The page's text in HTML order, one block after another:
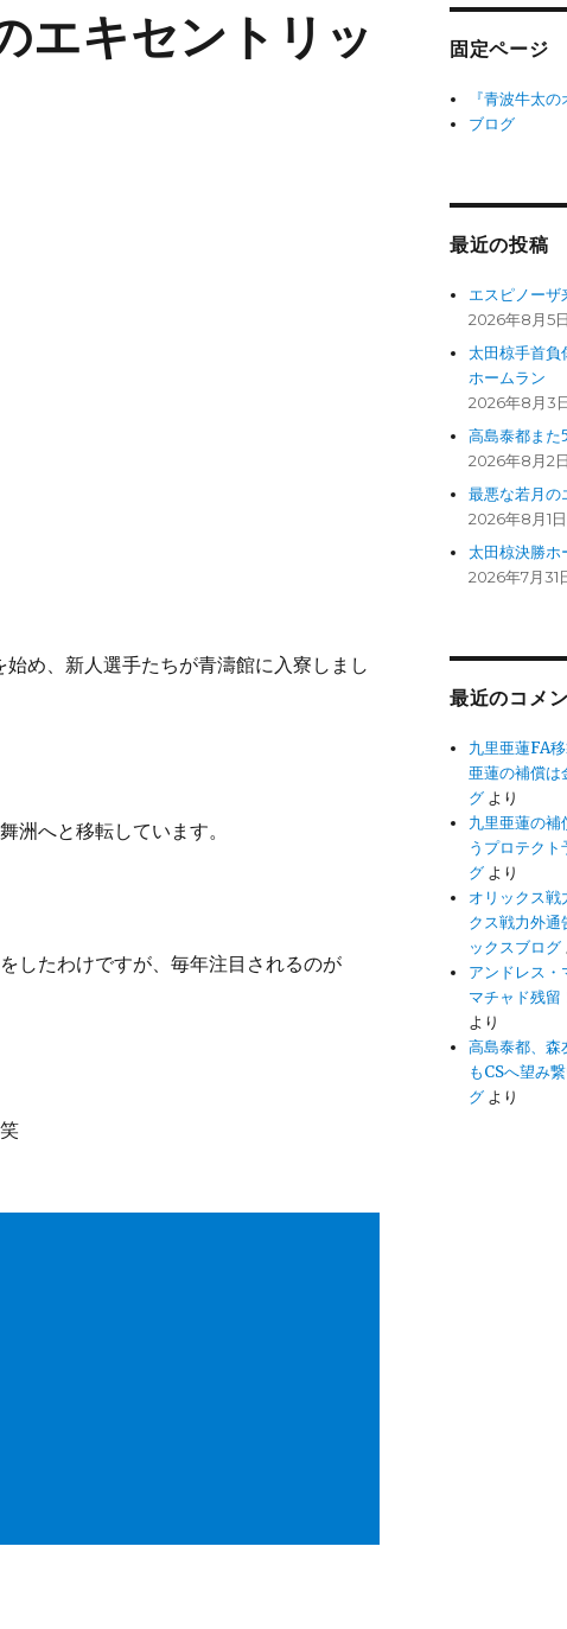
エキセントリッ
め、新人選手たちが青濤館に入寮しまし
洲へと移転しています。
したわけですが、毎年注目されるのが
固定ページ
『青波牛太
ブログ
最近の投稿
エスピノーザ
2026年8月5日
太田椋手首負
ホームラン
2026年8月3
高島泰都また
2026年8月2日
最悪な若月の
2026年8月1日
太田椋決勝ホ
2026年7月31
最近のコメ
九里亜蓮FA
亜蓮の補償は
グ より
九里亜蓮の補
うプロテク
グ より
オリックス
クス戦力外
ックスブログ
アンドレス・
マチャド残
より
高島泰都、森
もCSへ望み
グ より